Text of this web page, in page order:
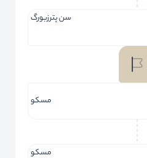
سن پترزبورگ
مسکو
مسکو